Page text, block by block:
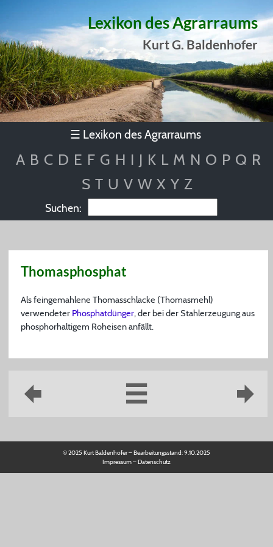
Lexikon des Agrarraums
Kurt G. Baldenhofer
☰ Lexikon des Agrarraums
A B C D E F G H I J K L M N O P Q R
S T U V W X Y Z
Suchen:
Thomasphosphat
Als feingemahlene Thomasschlacke (Thomasmehl)
verwendeter Phosphatdünger, der bei der Stahlerzeugung aus
phosphorhaltigem Roheisen anfällt.
© 2025 Kurt Baldenhofer – Bearbeitungsstand:9.10.2025
Impressum–Datenschutz